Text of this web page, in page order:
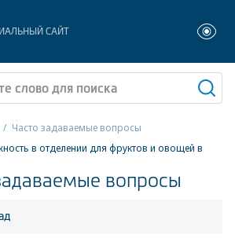
САЙТ
и морозильники
и сушильные машины
машины
Часто задаваемые вопросы
вопросы